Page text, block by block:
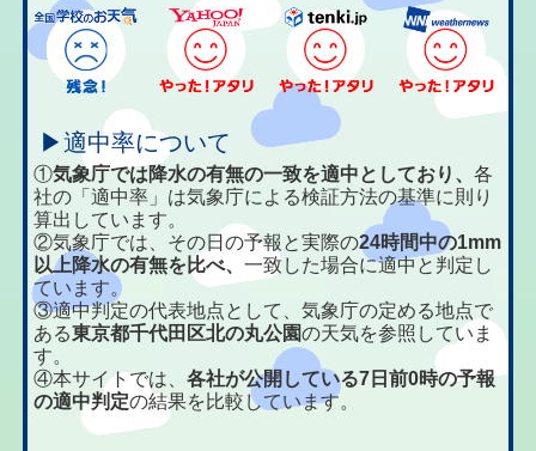
▶適中率について
①気象庁では降水の有無の一致を適中としており、各
社の「適中率」は気象庁による検証方法の基準に則り
算出しています。
②気象庁では、その日の予報と実際の24時間中の1mm
以上降水の有無を比べ、一致した場合に適中と判定し
ています。
③適中判定の代表地点として、気象庁の定める地点で
ある東京都千代田区北の丸公園の天気を参照していま
す。
④本サイトでは、各社が公開している7日前0時の予報
の適中判定の結果を比較しています。